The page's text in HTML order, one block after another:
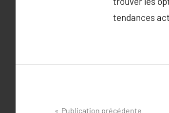
tendances
Publication précédente